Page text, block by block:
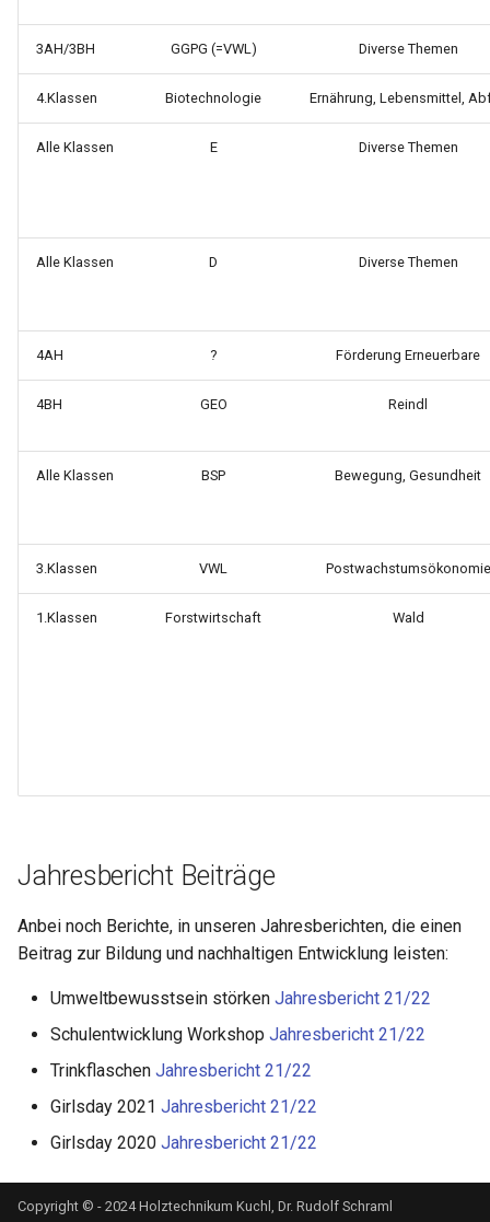
3AH/3BH GGPG (=VWL) Diverse Themen
4.Klassen Biotechnologie Ernährung, Lebensmittel,
Alle Klassen E Diverse Themen
Alle Klassen D Diverse Themen
4AH ? Förderung Erneuerbare
4BH GEO Reindl
Alle Klassen BSP Bewegung, Gesundheit
3.Klassen VWL Postwachstumsökonomie
1.Klassen Forstwirtschaft Wald
Jahresbericht Beiträge
Anbei noch Berichte, in unseren Jahresberichten, die einen
Beitrag zur Bildung und nachhaltigen Entwicklung leisten:
Umweltbewusstsein störken Jahresbericht 21/22
Schulentwicklung Workshop Jahresbericht 21/22
Trinkflaschen Jahresbericht 21/22
Girlsday 2021 Jahresbericht 21/22
Girlsday 2020 Jahresbericht 21/22
Copyright © - 2024 Holztechnikum Kuchl, Dr. Rudolf Schraml